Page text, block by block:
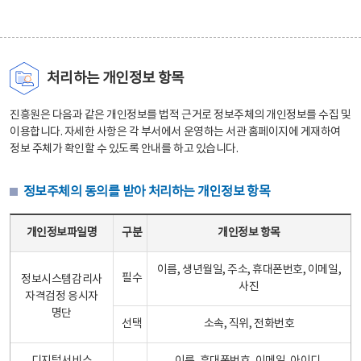
처리하는 개인정보 항목
진흥원은 다음과 같은 개인정보를 법적 근거로 정보주체의 개인정보를 수집 및
이용합니다. 자세한 사항은 각 부서에서 운영하는 서관 홈페이지에 게재하여
정보 주체가 확인할 수 있도록 안내를 하고 있습니다.
정보주체의 동의를 받아 처리하는 개인정보 항목
개인정보파일명 구분 개인정보 항목
정보시스템감리사
자격검정 응시자
명단
필수
이름, 생년월일, 주소, 휴대폰번호, 이메일,
사진
선택 소속, 직위, 전화번호